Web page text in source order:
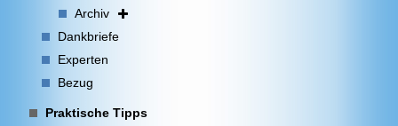
Archiv
Dankbriefe
Experten
Bezug
Praktische Tipps